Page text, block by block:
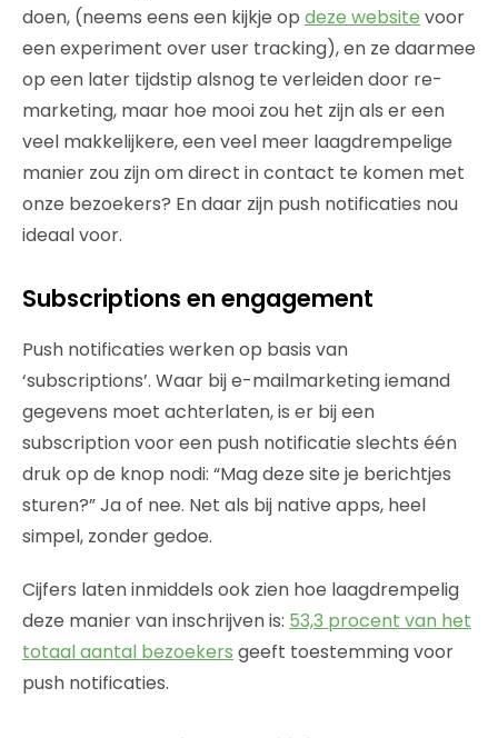
doen, (neems eens een kijkje op deze website voor
een experiment over user tracking), en ze daarmee
op een later tijdstip alsnog te verleiden door re-
marketing, maar hoe mooi zou het zijn als er een
veel makkelijkere, een veel meer laagdrempelige
manier zou zijn om direct in contact te komen met
onze bezoekers? En daar zijn push notificaties nou
ideaal voor.
Subscriptions en engagement
Push notificaties werken op basis van
‘subscriptions’. Waar bij e-mailmarketing iemand
gegevens moet achterlaten, is er bij een
subscription voor een push notificatie slechts één
druk op de knop nodi: “Mag deze site je berichtjes
sturen?” Ja of nee. Net als bij native apps, heel
simpel, zonder gedoe.
Cijfers laten inmiddels ook zien hoe laagdrempelig
deze manier van inschrijven is: 53,3 procent van het
totaal aantal bezoekers geeft toestemming voor
push notificaties.